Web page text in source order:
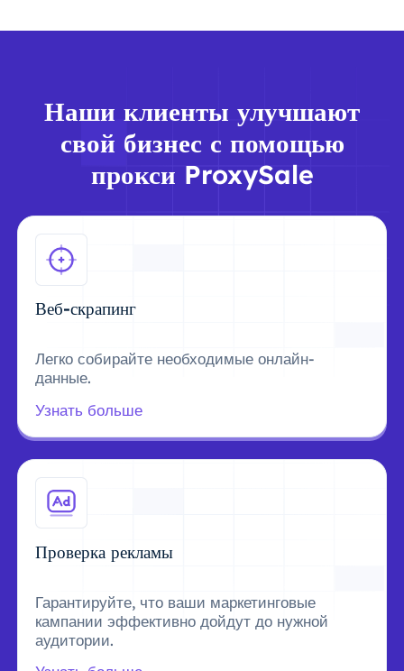
Наши клиенты улучшают
свой бизнес с помощью
прокси ProxySale
Веб-скрапинг
Легко собирайте необходимые онлайн-
данные.
Узнать больше
Проверка рекламы
Гарантируйте, что ваши маркетинговые
кампании эффективно дойдут до нужной
аудитории.